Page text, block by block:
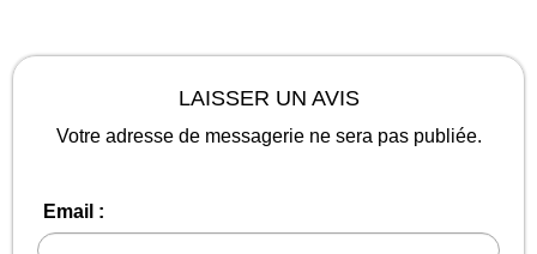
LAISSER UN AVIS
Votre adresse de messagerie ne sera pas publiée.
Email :